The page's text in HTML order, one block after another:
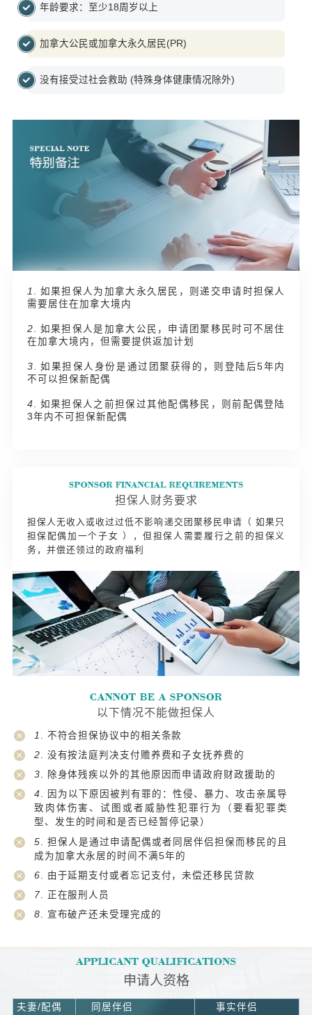
年龄要求：至少18周岁以上
加拿大公民或加拿大永久居民(PR)
没有接受过社会救助 (特殊身体健康情况除外)
1
. 如果担保人为加拿大永久居民，则递交申请时担保人
需要居住在加拿大境内
2 . 如果担保人是加拿大公民，申请团聚移民时可不居住
在加拿大境内，但需要提供返加计划
3 . 如果担保人身份是通过团聚获得的，则登陆后5年内
不可以担保新配偶
4 . 如果担保人之前担保过其他配偶移民，则前配偶登陆
3年内不可担保新配偶
担保人财务要求
担保人无收入或收过过低不影响递交团聚移民申请（ 如果只
担保配偶加一个子女 ），但担保人需要履行之前的担保义
务，并偿还领过的政府福利
以下情况不能做担保人
1
. 不符合担保协议中的相关条款
2 . 没有按法庭判决支付赡养费和子女抚养费的
3. 除身体残疾以外的其他原因而申请政府财政援助的
4. 因为以下原因被判有罪的：性侵、暴力、攻击亲属导
致肉体伤害、试图或者威胁性犯罪行为（要看犯罪类
型、发生的时间和是否已经暂停记录）
5 . 担保人是通过申请配偶或者同居伴侣担保而移民的且
成为加拿大永居的时间不满5年的
6 . 由于延期支付或者忘记支付，未偿还移民贷款
7. 正在服刑人员
8. 宣布破产还未受理完成的
申请人资格
夫妻/配偶 同居伴侣 事实伴侣